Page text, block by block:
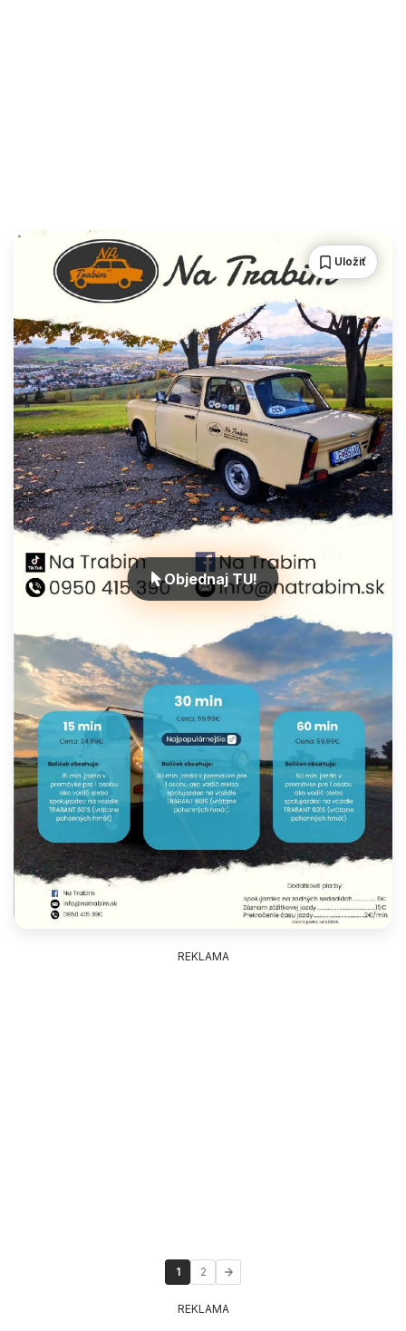
Objednaj TU!
Uložiť
REKLAMA
1 2
REKLAMA